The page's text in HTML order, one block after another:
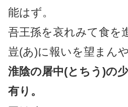
能はず。
吾王孫を哀れみて食を
豈(あ)に報いを望まんや
淮陰の屠中(とちう)の
有り。